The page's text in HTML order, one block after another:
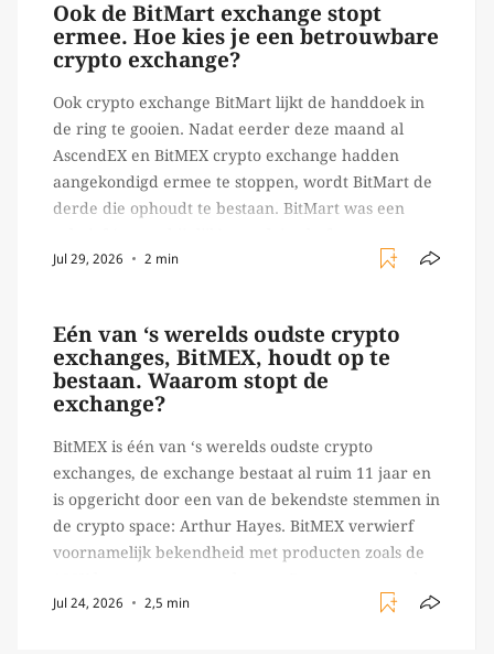
Ook de BitMart exchange stopt
ermee. Hoe kies je een betrouwbare
crypto exchange?
Ook crypto exchange BitMart lijkt de handdoek in
de ring te gooien. Nadat eerder deze maand al
AscendEX en BitMEX crypto exchange hadden
aangekondigd ermee te stoppen, wordt BitMart de
derde die ophoudt te bestaan. BitMart was een
crypto handelaren terecht konden om te handelen
Jul 29, 2026 2 min
Eén van ‘s werelds oudste crypto
exchanges, BitMEX, houdt op te
bestaan. Waarom stopt de
exchange?
BitMEX is één van ‘s werelds oudste crypto
exchanges, de exchange bestaat al ruim 11 jaar en
is opgericht door een van de bekendste stemmen in
de crypto space: Arthur Hayes. BitMEX verwierf
voornamelijk bekendheid met producten zoals de
exchange vooral bekend om het brede aanbod in
Jul 24, 2026 2,5 min